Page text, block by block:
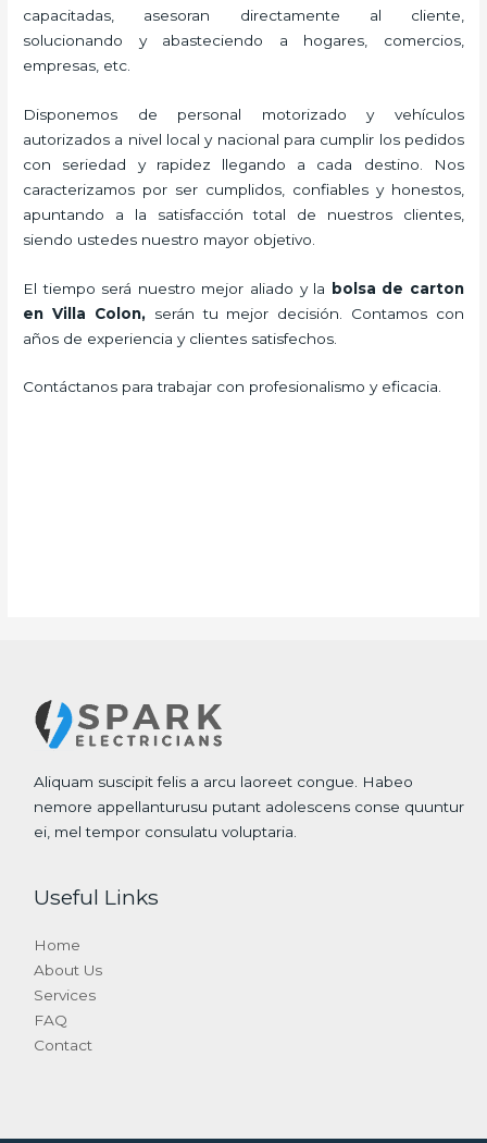
capacitadas, asesoran directamente al cliente,
solucionando y abasteciendo a hogares, comercios,
empresas, etc.
Disponemos de personal motorizado y vehículos
autorizados a nivel local y nacional para cumplir los pedidos
con seriedad y rapidez llegando a cada destino. Nos
caracterizamos por ser cumplidos, confiables y honestos,
apuntando a la satisfacción total de nuestros clientes,
siendo ustedes nuestro mayor objetivo.
El tiempo será nuestro mejor aliado y la bolsa de carton
en Villa Colon, serán tu mejor decisión. Contamos con
años de experiencia y clientes satisfechos.
Contáctanos para trabajar con profesionalismo y eficacia.
Aliquam suscipit felis a arcu laoreet congue. Habeo
nemore appellanturusu putant adolescens conse quuntur
ei, mel tempor consulatu voluptaria.
Useful Links
Home
About Us
Services
FAQ
Contact